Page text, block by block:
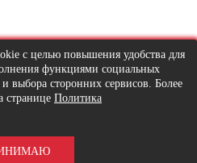
на данном сайте, носят
каких обстоятельствах не является
офертой!
с целью повышения удобства для
функциями социальных
и выбора сторонних сервисов. Более
Политика